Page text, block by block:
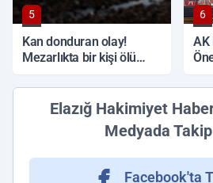
5
Kan donduran olay!
Mezarlıkta bir kişi ölü
6
AK
Elazığ Hakimiyet
Medyada
Facebook'ta